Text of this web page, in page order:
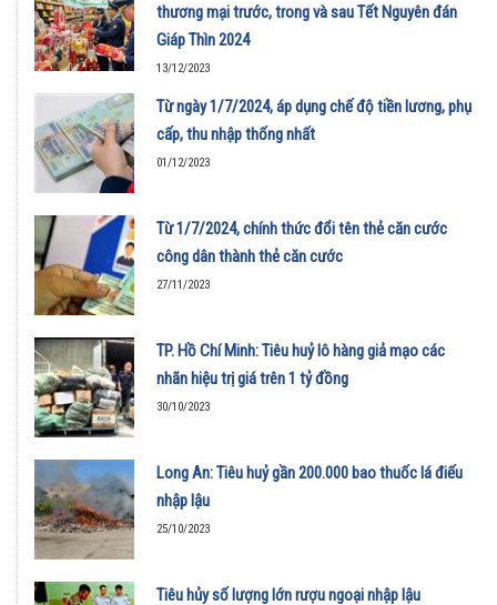
thương mại trước, trong và sau Tết Nguyên đán
Giáp Thìn 2024
13/12/2023
Từ ngày 1/7/2024, áp dụng chế độ tiền lương, phụ
cấp, thu nhập thống nhất
01/12/2023
Từ 1/7/2024, chính thức đổi tên thẻ căn cước
công dân thành thẻ căn cước
27/11/2023
TP. Hồ Chí Minh: Tiêu huỷ lô hàng giả mạo các
nhãn hiệu trị giá trên 1 tỷ đồng
30/10/2023
Long An: Tiêu huỷ gần 200.000 bao thuốc lá điếu
nhập lậu
25/10/2023
Tiêu hủy số lượng lớn rượu ngoại nhập lậu